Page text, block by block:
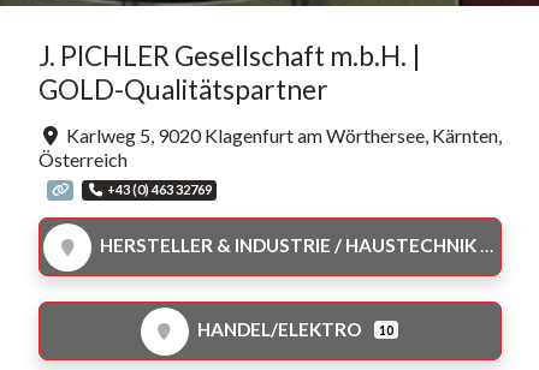
J. PICHLER Gesellschaft m.b.H. |
GOLD-Qualitätspartner
Karlweg 5 9020 Klagenfurt am Wörthersee, Kärnten,
Österreich
+43 (0) 463 32769
HERSTELLER & INDUSTRIE / HAUSTECHNIK
HANDEL/ELEKTRO 10